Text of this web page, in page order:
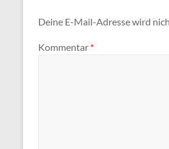
Deine E-Mail-Adresse wird
Kommentar *